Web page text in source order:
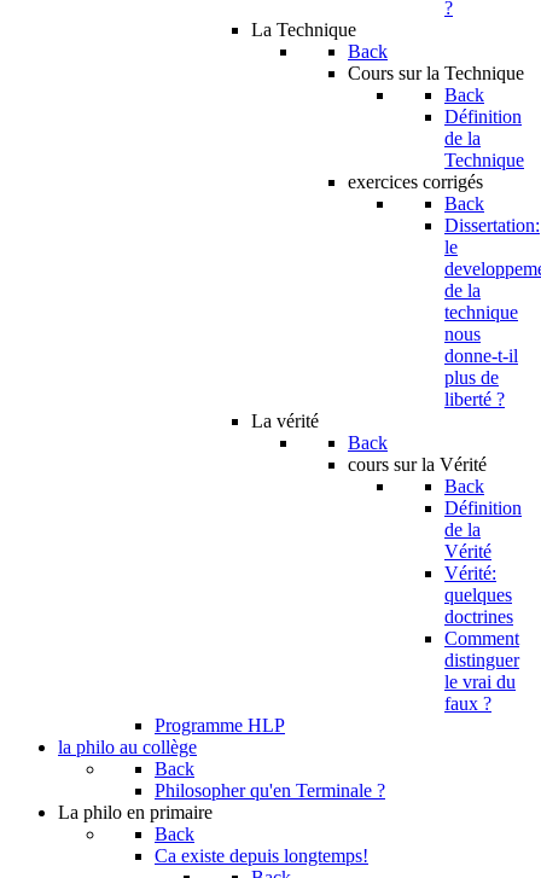
?
La Technique
Back
Cours sur la Technique
Back
Définition
de la
Technique
exercices corrigés
Back
Dissertation:
le
de la
technique
nous
donne-t-il
plus de
liberté ?
La vérité
Back
cours sur la Vérité
Back
Définition
de la
Vérité
Vérité:
quelques
doctrines
Comment
distinguer
le vrai du
faux ?
Programme HLP
la philo au collège
Back
Philosopher qu'en Terminale ?
La philo en primaire
Back
Ca existe depuis longtemps!